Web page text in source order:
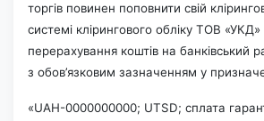
торгів повинен поповнити свій
системі клірингового обліку ТОВ
перерахування коштів на банківський
з обов’язковим зазначенням у
«UAH-0000000000; UTSD; сплата